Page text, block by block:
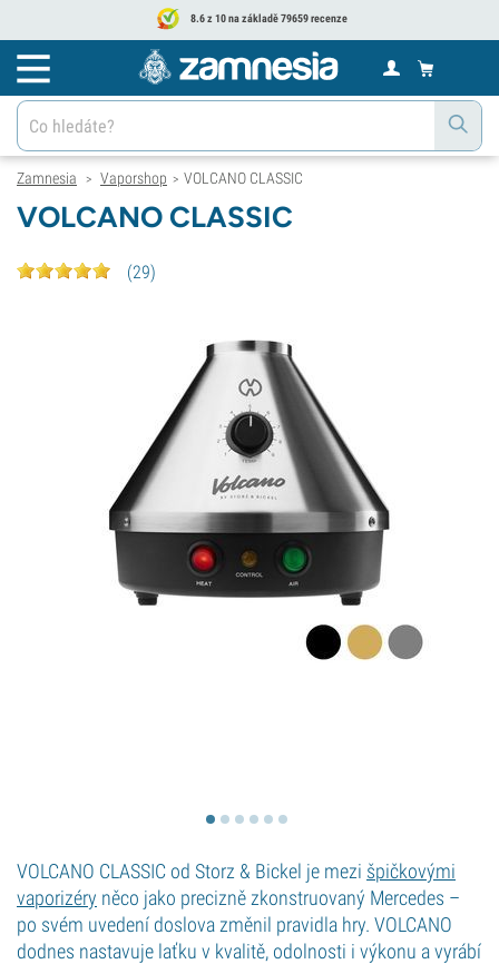
8.6 z 10 na základě 79659 recenze
Zamnesia > Vaporshop > VOLCANO CLASSIC
VOLCANO CLASSIC
(29)
VOLCANO CLASSIC od Storz & Bickel je mezi špičkovými
vaporizéry něco jako precizně zkonstruovaný Mercedes –
po svém uvedení doslova změnil pravidla hry. VOLCANO
dodnes nastavuje laťku v kvalitě, odolnosti i výkonu a vyrábí